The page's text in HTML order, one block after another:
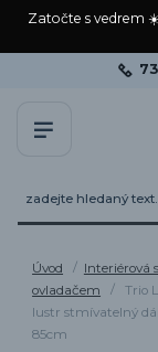
Zatočte s vedrem
Úvod Interiérová
ovladačem
Trio
lustr stmívatelný
85cm